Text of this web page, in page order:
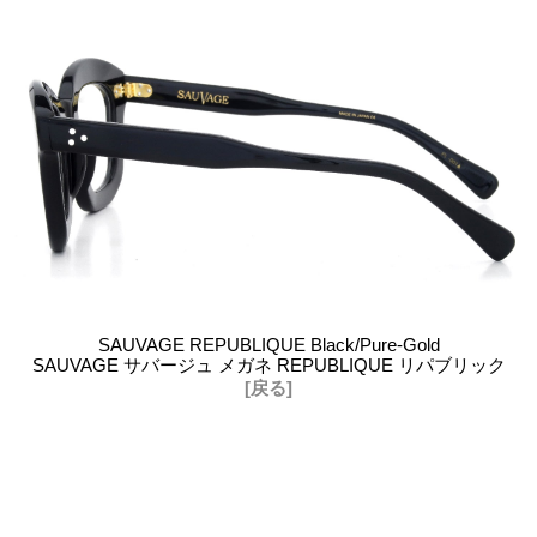
SAUVAGE REPUBLIQUE Black/Pure-Gold
SAUVAGE サバージュ メガネ REPUBLIQUE リパブリック
[戻る]